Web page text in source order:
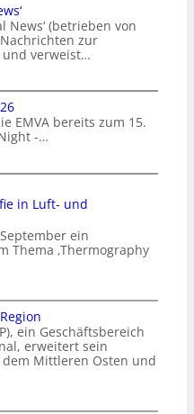
News‘ (betrieben von
zur
verweist…
EMVA bereits zum 15.
-…
in Luft- und
ein
Thema ‚Thermography
ein Geschäftsbereich
erweitert sein
Mittleren Osten und